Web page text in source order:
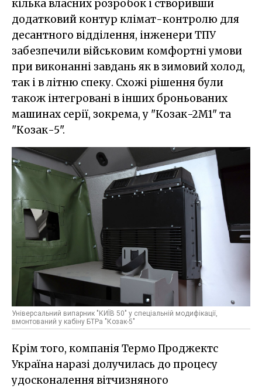
кілька власних розробок і створивши
додатковий контур клімат-контролю для
десантного відділення, інженери ТПУ
забезпечили військовим комфортні умови
при виконанні завдань як в зимовий холод,
так і в літню спеку. Схожі рішення були
також інтегровані в інших броньованих
машинах серії, зокрема, у "Козак-2М1" та
"Козак-5".
Універсальний випарник "КИЇВ 50" у спеціальній модифікації,
вмонтований у кабіну БТРа "Козак-5"
Крім того, компанія Термо Проджектс
Україна наразі долучилась до процесу
удосконалення вітчизняного